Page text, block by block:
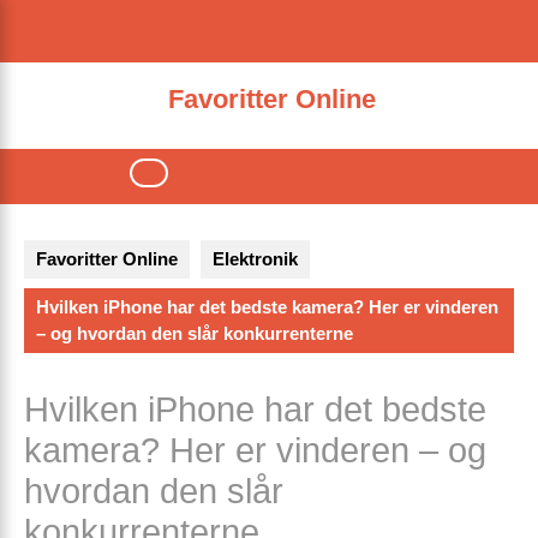
content
Favoritter Online
Open
Favoritter Online Elektronik
Hvilken iPhone har det bedste kamera? Her er vinderen
– og hvordan den slår konkurrenterne
Hvilken iPhone har det bedste
kamera? Her er vinderen – og
hvordan den slår